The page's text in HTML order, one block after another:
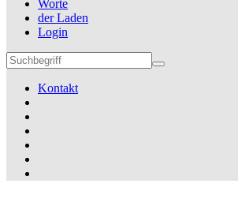
Worte
der Laden
Login
Kontakt